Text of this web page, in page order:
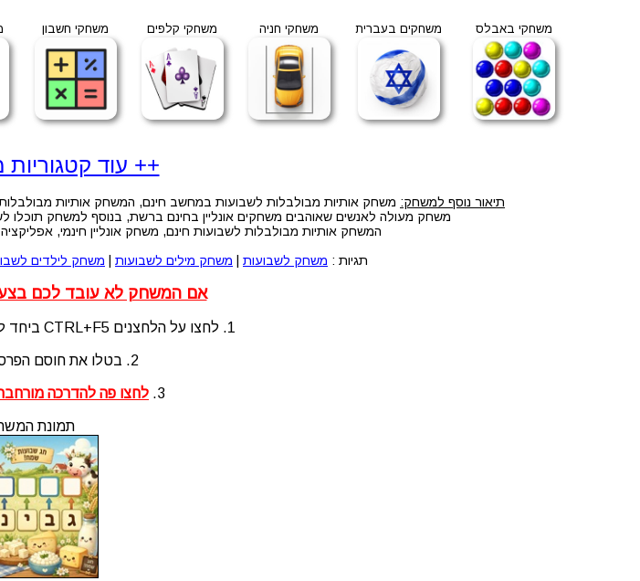
משחקי באבלס משחקים בעברית משחקי חניה משחקי קלפים משחקי חשבון
++ עוד
תיאור נוסף למשחק: משחק אותיות מבולבלות לשבועות במחשב חינם, המשחק אותיות
משחק מעולה לאנשים שאוהבים משחקים אונליין בחינם ברשת, בנוסף למשחק תוכלו
המשחק אותיות מבולבלות לשבועות חינם, משחק אונליין חינמי,
תגיות : משחק לשבועות משחק מילים לשבועות משחק לילדים
אם המשחק לא עובד לכם
1. לחצו על הלחצנים CTRL+F5 ביחד לעשות טעינה מחדש של העמוד
2. בטלו את חוסם הפרסומות באתר יויו
3. לחצו פה להדרכה
תמונת